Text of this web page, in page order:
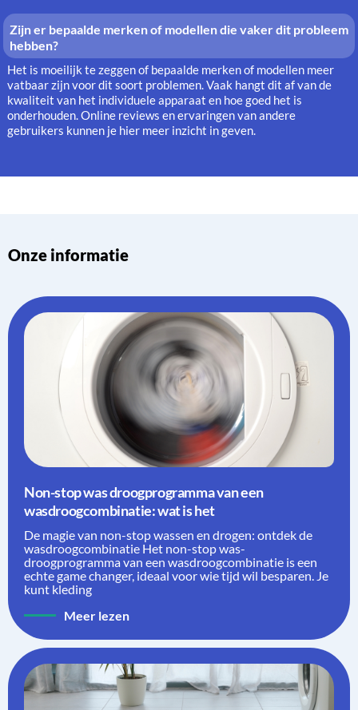
Zijn er bepaalde merken of modellen die vaker dit probleem
hebben?
Het is moeilijk te zeggen of bepaalde merken of modellen meer
vatbaar zijn voor dit soort problemen. Vaak hangt dit af van de
kwaliteit van het individuele apparaat en hoe goed het is
onderhouden. Online reviews en ervaringen van andere
gebruikers kunnen je hier meer inzicht in geven.
Onze informatie
Non-stop was droogprogramma van een
wasdroogcombinatie: wat is het
De magie van non-stop wassen en drogen: ontdek de
wasdroogcombinatie Het non-stop was-
droogprogramma van een wasdroogcombinatie is een
echte game changer, ideaal voor wie tijd wil besparen. Je
kunt kleding
Meer lezen